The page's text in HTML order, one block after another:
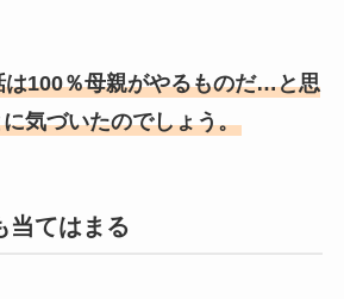
は100％母親がやるものだ…と思
気づいたのでしょう。
当てはまる